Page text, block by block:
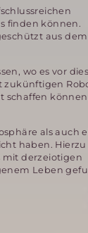
finden können.
aus dem
wo es vor
zukünftigen
schaffen
als auch
haben. Hierzu
mit derzeiotigen
Leben